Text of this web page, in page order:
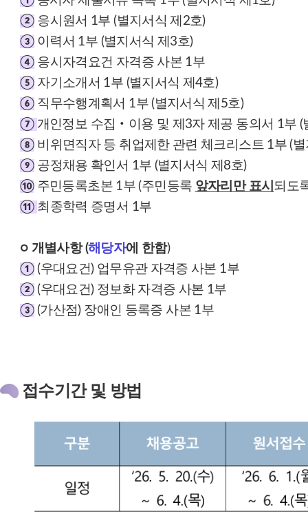
② 응시원서 1부 (별지서식 제2호)
③이력서 1부 (별지서식 제3호)
④ 응시자격요건 자격증 사본 1부
⑤ 자기소개서 1부 (별지서식 제4호)
⑥ 직무수행계획서 1부 (별지서식 제5호)
⑦ 개인정보 수집‧이용 및 제3자 제공 동의서 1부 (
⑧ 비위면직자 등 취업제한 관련 체크리스트 1부 (
⑨ 공정채용 확인서 1부 (별지서식 제8호)
⑩주민등록초본 1부 (주민등록 앞자리만 표시 되도
⑪ 최종학력 증명서 1부
○ 개별사항 (해당자에 한함)
① (우대요건) 업무유관 자격증 사본 1부
② (우대요건) 정보화 자격증 사본 1부
③(가산점) 장애인 등록증 사본 1부
접수기간 및 방법